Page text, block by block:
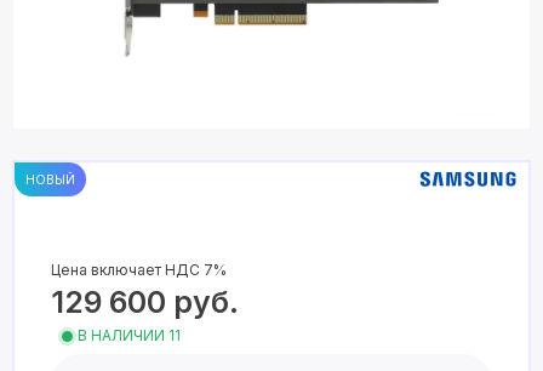
НОВЫЙ
Цена включает НДС 7%
129 600 руб.
В НАЛИЧИИ 11